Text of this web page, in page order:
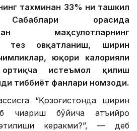
тахминан 33% ни ташкил
орасида
маҳсулотларнинг
тез овқатланиш, ширин
юқори калорияли
истеъмол қилиш
тиббиёт фанлари номзоди.
“Қозоғистонда ширин
чиқариш бўйича қатъийроқ
керакми?”, — деб